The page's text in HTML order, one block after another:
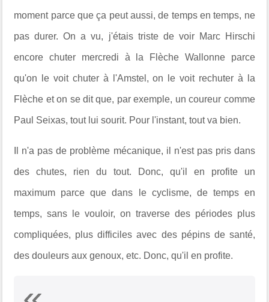
moment parce que ça peut aussi, de temps en temps, ne
pas durer. On a vu, j'étais triste de voir Marc Hirschi
encore chuter mercredi à la Flèche Wallonne parce
qu'on le voit chuter à l'Amstel, on le voit rechuter à la
Flèche et on se dit que, par exemple, un coureur comme
Paul Seixas, tout lui sourit. Pour l'instant, tout va bien.
Il n'a pas de problème mécanique, il n'est pas pris dans
des chutes, rien du tout. Donc, qu'il en profite un
maximum parce que dans le cyclisme, de temps en
temps, sans le vouloir, on traverse des périodes plus
compliquées, plus difficiles avec des pépins de santé,
des douleurs aux genoux, etc. Donc, qu'il en profite.